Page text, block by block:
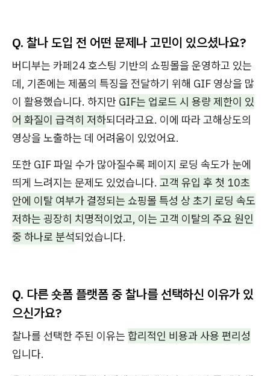
Q. 찰나 도입 전 어떤 문제나 고민이 있으셨나요?
버디부는 카페24 호스팅 기반의 쇼핑몰을 운영하고 있는
데, 기존에는 제품의 특징을 전달하기 위해 GIF 영상을 많
이 활용했습니다. 하지만 GIF는 업로드 시 용량 제한이 있
어 화질이 급격히 저하되더라고요. 이에 따라 고해상도의
영상을 노출하는 데 어려움이 있었어요.
또한 GIF 파일 수가 많아질수록 페이지 로딩 속도가 눈에
띄게 느려지는 문제도 있었습니다. 고객 유입 후 첫 10초
안에 이탈 여부가 결정되는 쇼핑몰 특성 상 초기 로딩 속도
저하는 굉장히 치명적이었고, 이는 고객 이탈의 주요 원인
중 하나로 분석되었습니다.
Q. 다른 숏폼 플랫폼 중 찰나를 선택하신 이유가 있
으신가요?
찰나를 선택한 주된 이유는 합리적인 비용과 사용 편리성
입니다.